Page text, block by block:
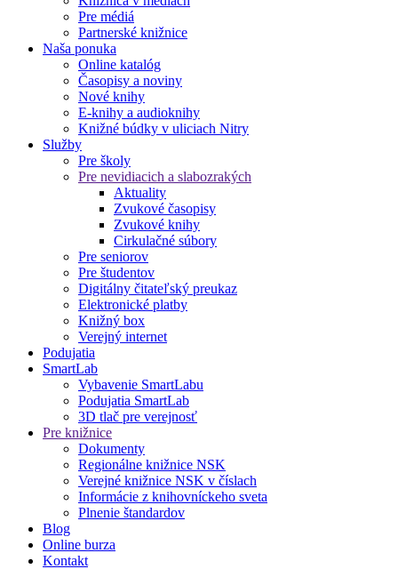
Pre médiá
Partnerské knižnice
Naša ponuka
Online katalóg
Časopisy a noviny
Nové knihy
E-knihy a audioknihy
Knižné búdky v uliciach Nitry
Služby
Pre školy
Pre nevidiacich a slabozrakých
Aktuality
Zvukové časopisy
Zvukové knihy
Cirkulačné súbory
Pre seniorov
Pre študentov
Digitálny čitateľský preukaz
Elektronické platby
Knižný box
Verejný internet
Podujatia
SmartLab
Vybavenie SmartLabu
Podujatia SmartLab
3D tlač pre verejnosť
Pre knižnice
Dokumenty
Regionálne knižnice NSK
Verejné knižnice NSK v číslach
Informácie z knihovníckeho sveta
Plnenie štandardov
Blog
Online burza
Kontakt